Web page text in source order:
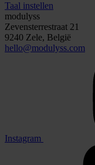
Taal instellen
modulyss
Zevensterrestraat 21
9240 Zele, België
hello@modulyss.com
Instagram